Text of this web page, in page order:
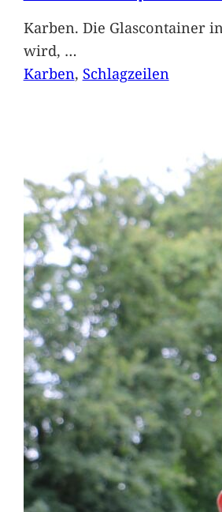
Karben. Die Glascontainer
wird, …
Karben, Schlagzeilen